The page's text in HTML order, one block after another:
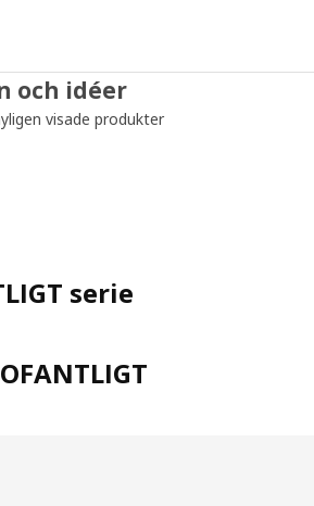
och idéer
visade produkter
serie